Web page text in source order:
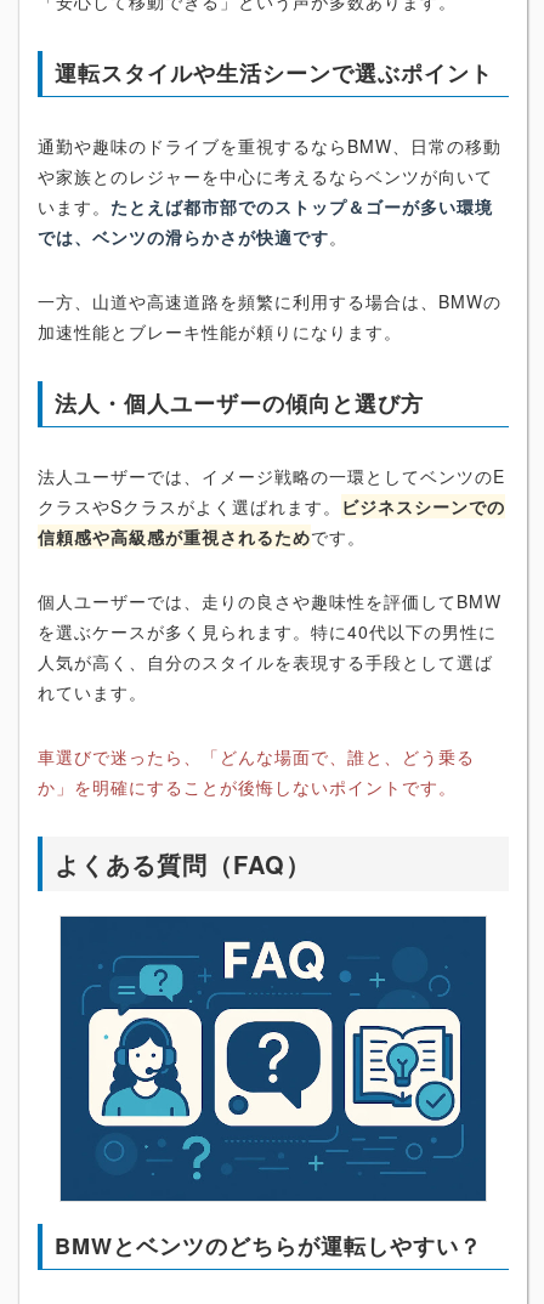
運転スタイルや生活シーンで選ぶポイント
通勤や趣味のドライブを重視するならBMW、日常の移動
や家族とのレジャーを中心に考えるならベンツが向いて
います。 たとえば都市部でのストップ＆ゴーが多い環境
では、ベンツの滑らかさが快適です。
一方、山道や高速道路を頻繁に利用する場合は、BMWの
加速性能とブレーキ性能が頼りになります。
法人・個人ユーザーの傾向と選び方
法人ユーザーでは、イメージ戦略の一環としてベンツのE
クラスやSクラスがよく選ばれます。 ビジネスシーンでの
信頼感や高級感が重視されるためです。
個人ユーザーでは、走りの良さや趣味性を評価してBMW
を選ぶケースが多く見られます。特に40代以下の男性に
人気が高く、自分のスタイルを表現する手段として選ば
れています。
車選びで迷ったら、「どんな場面で、誰と、どう乗る
か」を明確にすることが後悔しないポイントです。
よくある質問（FAQ）
BMWとベンツのどちらが運転しやすい？